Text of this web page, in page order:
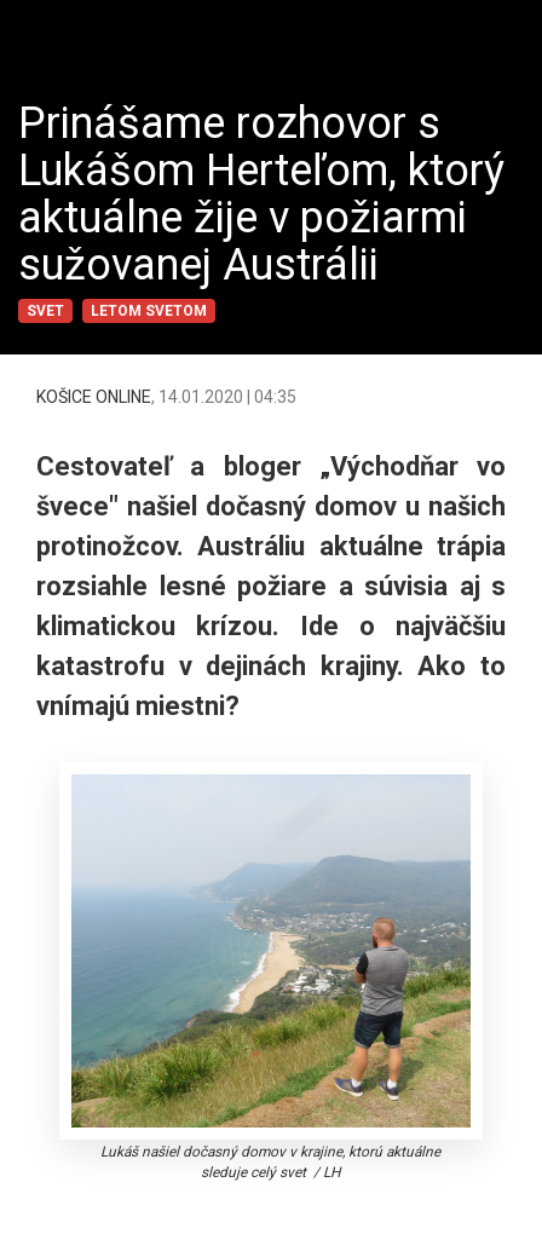
Prinášame rozhovor s
Lukášom Herteľom, ktorý
aktuálne žije v požiarmi
sužovanej Austrálii
SVET LETOM SVETOM
KOŠICE ONLINE, 14.01.2020 | 04:35
Cestovateľ a bloger „Východňar vo
švece" našiel dočasný domov u našich
protinožcov. Austráliu aktuálne trápia
rozsiahle lesné požiare a súvisia aj s
klimatickou krízou. Ide o najväčšiu
katastrofu v dejinách krajiny. Ako to
vnímajú miestni?
Lukáš našiel dočasný domov v krajine, ktorú aktuálne
sleduje celý svet /LH